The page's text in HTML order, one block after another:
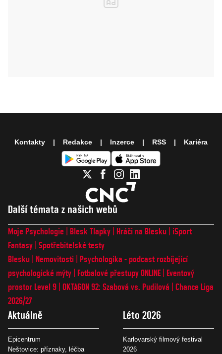
Další témata z našich webů
Moje Psychologie Blesk Tlapky Hráči na Blesku
iSport
Fantasy Spotřebitelské testy
Blesku
Nemovitosti
Psychologika - podcast rozbíjející
psychologické mýty
Fotbalové přestupy ONLINE
Eventový
prostor Level 9 OKTAGON 92: Szabová vs. Pudilová
Chance Liga
2026/27
Aktuálně
Epicentrum
Neštovice: příznaky, léčba
Léto 2026
Karlovarský filmový festival
2026
Kontakty Redakce Inzerce RSS Kariéra